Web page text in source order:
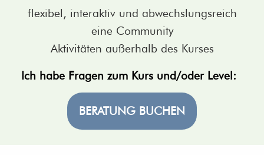
flexibel, interaktiv und abwechslungsreich
eine Community
Aktivitäten außerhalb des Kurses
Ich habe Fragen zum Kurs und/oder Level:
BERATUNG BUCHEN